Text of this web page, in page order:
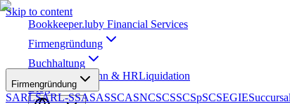
Skip to content
Bookkeeper.luby Financial Services
Firmengründung
Buchhaltung
Steuerwesen Lohn & HRLiquidation
Blog
Firmengründung
SARLSARL-SSASASSCASNCSCSSCSpSCSEGIE